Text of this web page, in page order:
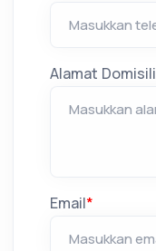
Alamat Domisili
Email*